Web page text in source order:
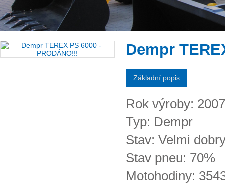
Dempr
Základní popis
Rok výroby: 2007
Typ: Dempr
Stav: Velmi
Stav pneu: 70%
Motohodiny: